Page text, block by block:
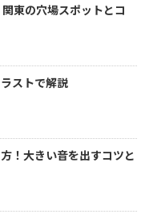
東の穴場スポットとコ
ストで解説
！大きい音を出すコツと